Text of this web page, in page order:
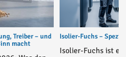
Treiber – und
macht
Isolier-Fuchs –
Isolier-Fuchs ist